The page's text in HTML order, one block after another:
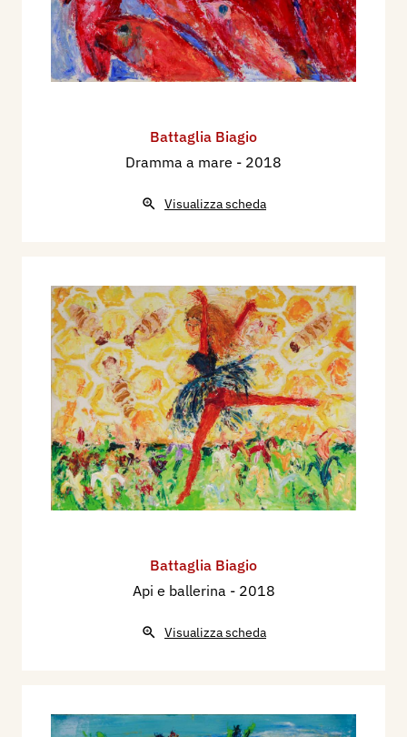
Battaglia Biagio
Dramma a mare - 2018
Visualizza scheda
Battaglia Biagio
Api e ballerina - 2018
Visualizza scheda